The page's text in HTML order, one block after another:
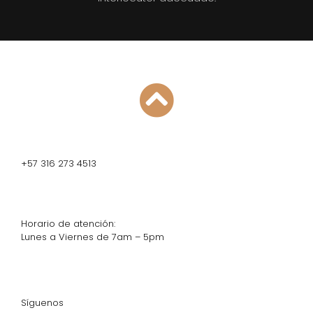
+57 316 273 4513
Horario de atención:
Lunes a Viernes de 7am – 5pm
Síguenos